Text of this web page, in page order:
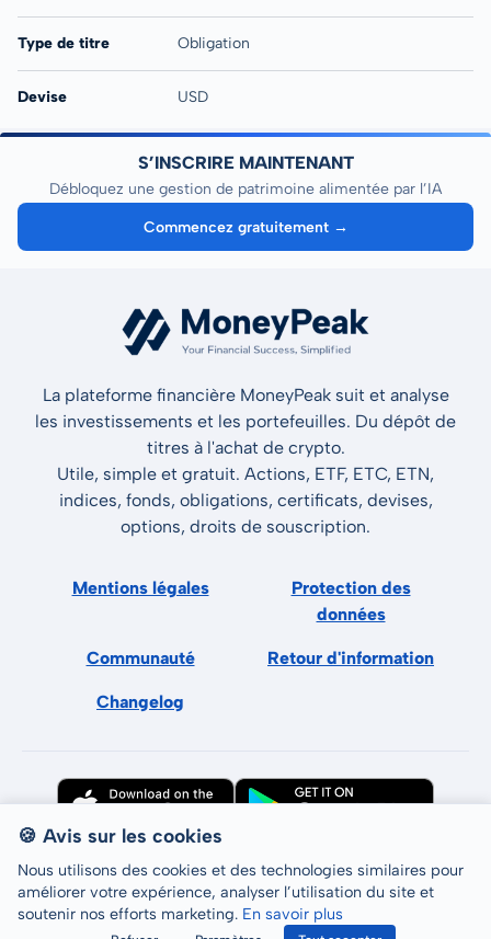
Type de titre Obligation
Devise USD
S’INSCRIRE MAINTENANT
Débloquez une gestion de patrimoine alimentée par l’IA
Commencez gratuitement →
La plateforme financière MoneyPeak suit et analyse
les investissements et les portefeuilles. Du dépôt de
titres à l'achat de crypto.
Utile, simple et gratuit. Actions, ETF, ETC, ETN,
indices, fonds, obligations, certificats, devises,
options, droits de souscription.
Mentions légales
Protection des
données
Communauté Retour d'information
Changelog
Tous droits réservés © LCP GmbH 2026
🍪 Avis sur les cookies
Nous utilisons des cookies et des technologies similaires pour
améliorer votre expérience, analyser l’utilisation du site et
soutenir nos efforts marketing. En savoir plus